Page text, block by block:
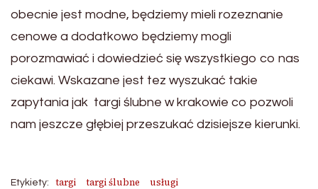
obecnie jest modne, będziemy mieli rozeznanie
cenowe a dodatkowo będziemy mogli
porozmawiać i dowiedzieć się wszystkiego co nas
ciekawi. Wskazane jest tez wyszukać takie
zapytania jak targi ślubne w krakowie co pozwoli
nam jeszcze głębiej przeszukać dzisiejsze kierunki.
Etykiety: targi targi ślubne usługi